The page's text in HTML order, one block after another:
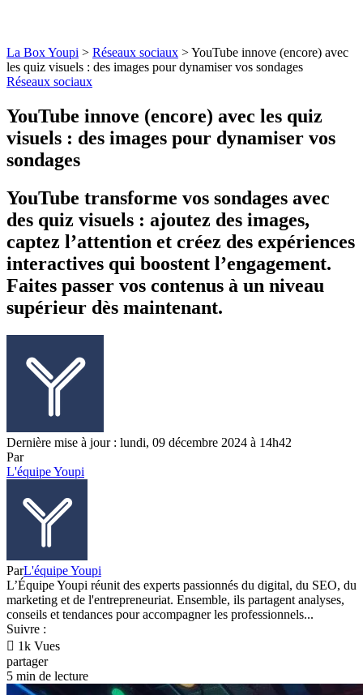
La Box Youpi > Réseaux sociaux >YouTube innove (encore) avec
les quiz visuels : des images pour dynamiser vos sondages
Réseaux sociaux
YouTube innove (encore) avec les quiz
visuels : des images pour dynamiser vos
sondages
YouTube transforme vos sondages avec
des quiz visuels : ajoutez des images,
captez l’attention et créez des expériences
interactives qui boostent l’engagement.
Faites passer vos contenus à un niveau
supérieur dès maintenant.
Dernière mise à jour : lundi, 09 décembre 2024 à 14h42
Par
L'équipe Youpi
ParL'équipe Youpi
L’Équipe Youpi réunit des experts passionnés du digital, du SEO, du
marketing et de l'entrepreneuriat. Ensemble, ils partagent analyses,
conseils et tendances pour accompagner les professionnels...
Suivre :
1k Vues
partager
5 min de lecture